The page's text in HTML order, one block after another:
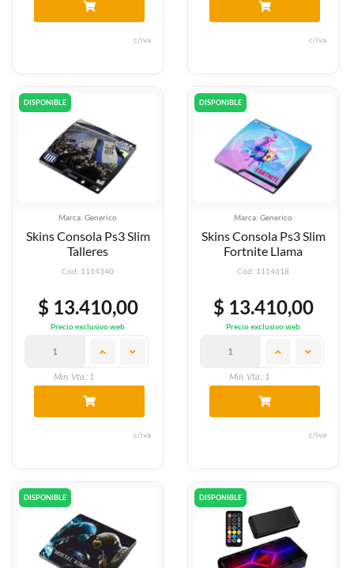
c/iva c/iva
DISPONIBLE
Marca: Generico
Skins Consola Ps3 Slim
Talleres
Cód: 1114340
$ 13.410,00
Precio exclusivo web
Min. Vta.: 1
c/iva
DISPONIBLE
Marca: Generico
Skins Consola Ps3 Slim
Fortnite Llama
Cód: 1114618
$ 13.410,00
Precio exclusivo web
Min. Vta.: 1
c/iva
DISPONIBLE DISPONIBLE